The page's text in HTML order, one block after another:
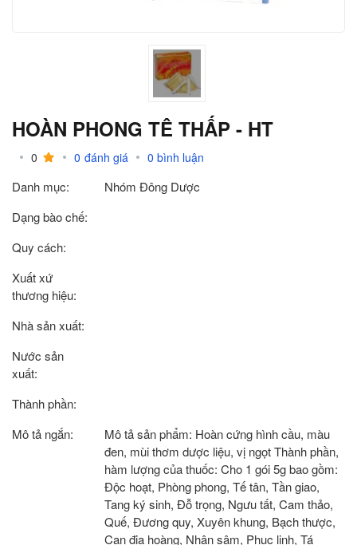
HOÀN PHONG TÊ THẤP - HT
0 0 đánh giá 0 bình luận
Danh mục:
Nhóm Đông Dược
Dạng bào chế:
Quy cách:
Xuất xứ
thương hiệu:
Nhà sản xuất:
Nước sản
xuất:
Thành phần:
Mô tả ngắn:
Mô tả sản phẩm: Hoàn cứng hình cầu, màu
đen, mùi thơm dược liệu, vị ngọt Thành phần,
hàm lượng của thuốc: Cho 1 gói 5g bao gồm:
Độc hoạt, Phòng phong, Tế tân, Tần giao,
Tang ký sinh, Đỗ trọng, Ngưu tất, Cam thảo,
Quế, Đương quy, Xuyên khung, Bạch thược,
Can địa hoàng, Nhân sâm, Phục linh, Tá